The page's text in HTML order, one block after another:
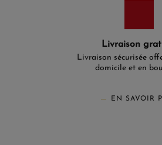
Livraison
Livraison sécurisée
domicile et en
EN SAVOIR